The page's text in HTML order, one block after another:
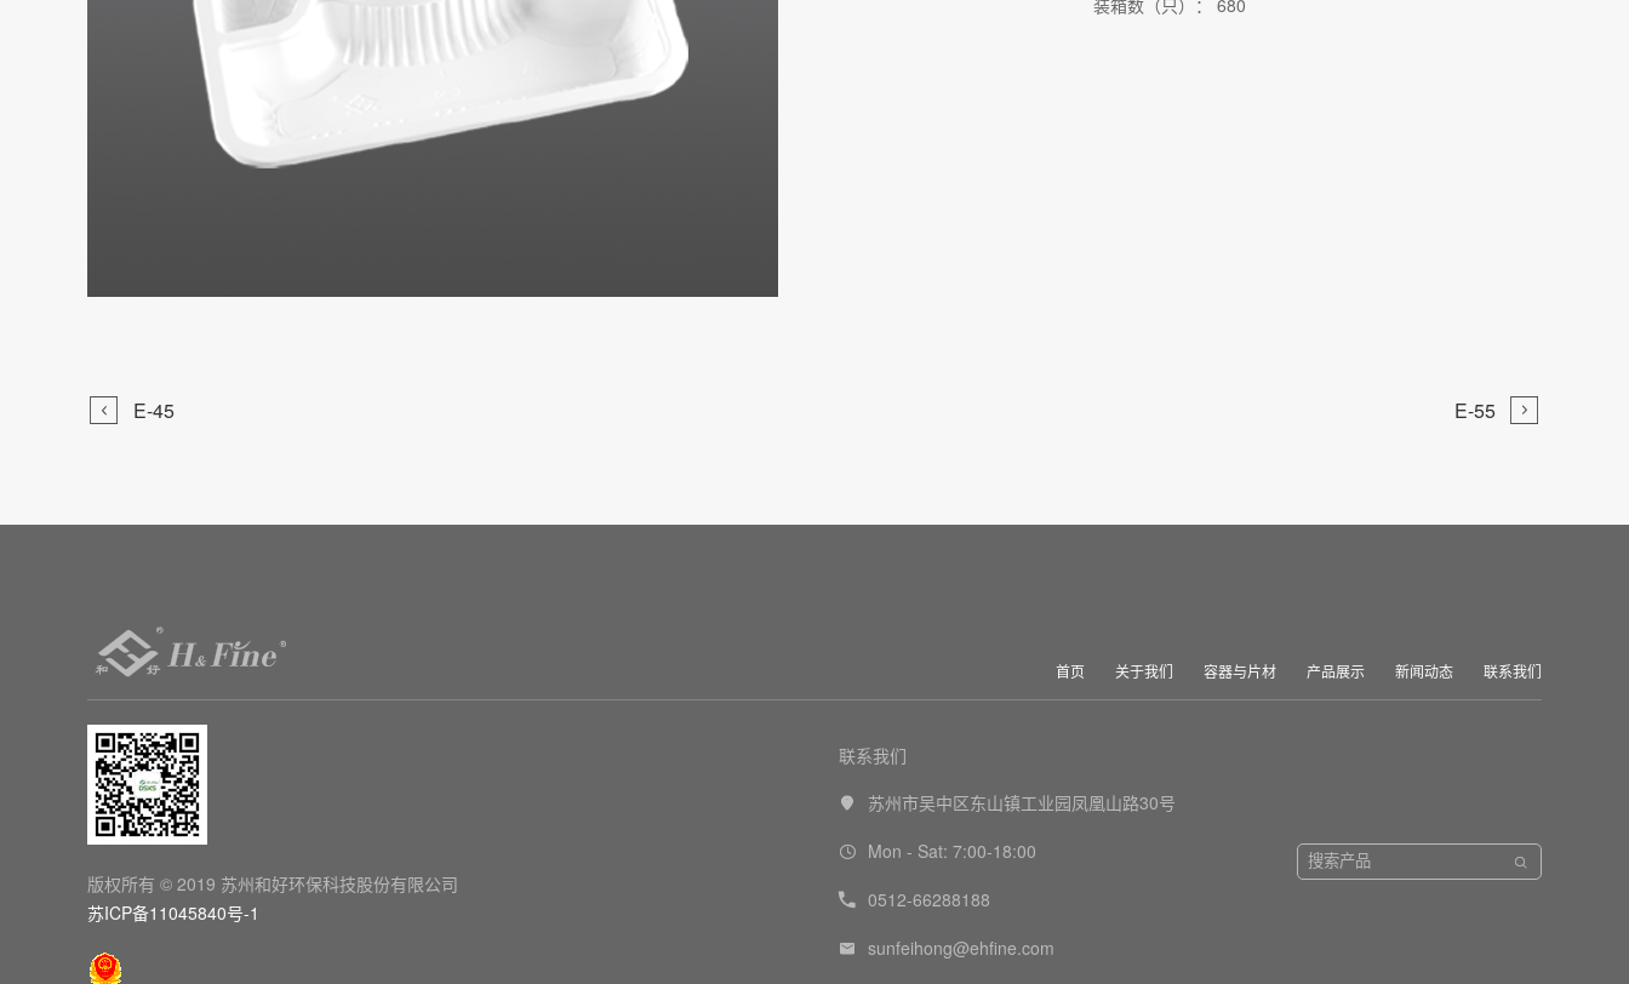
装箱数（只）： 680
 E-45 E-55 
 首页 关于我们 容器与片材 产品展示 新闻动态 联系我们
版权所有 © 2019 苏州和好环保科技股份有限公司
苏ICP备11045840号-1
联系我们
 苏州市吴中区东山镇工业园凤凰山路30号
 Mon - Sat: 7:00-18:00
 0512-66288188
 sunfeihong@ehfine.com
